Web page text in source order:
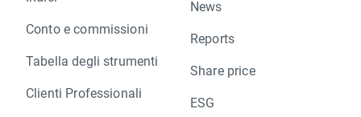
Conto e commissioni
Tabella degli strumenti
Clienti Professionali
News
Reports
Share price
ESG